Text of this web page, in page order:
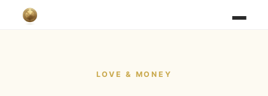
LOVE & MONEY